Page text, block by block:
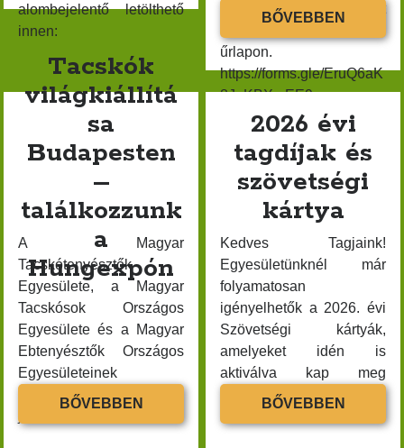
2025 október
2025 augusztus
2025 július
2025 június
2025 április
2025 január
2024 június
2024 március
2024 február
2024 január
2023 szeptember
2023 július
2023 június
alombejelentő letölthető
innen:
10. kedd éjfélig lehet
űrlapon.
https://forms.gle/EruQ6aK
8JnKBXmEE9…
BŐVEBBEN
Tacskók
világkiállítá
sa
Budapesten
–
találkozzunk
a
Hungexpón
A Magyar
Tacskótenyésztők
Egyesülete, a Magyar
Tacskósok Országos
Egyesülete és a Magyar
Ebtenyésztők Országos
Egyesületeinek
Szövetsége örömmel
BŐVEBBENTACSKÓK
VILÁGKIÁLLÍTÁSA
2026 évi
tagdíjak és
szövetségi
kártya
Kedves Tagjaink!
Egyesületünknél már
folyamatosan
igényelhetők a 2026. évi
Szövetségi kártyák,
amelyeket idén is
aktiválva kap meg
minden tagunk. A…
BŐVEBBEN2026
ÉVI